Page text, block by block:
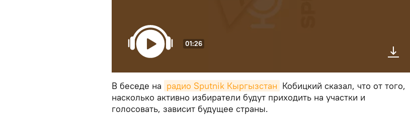
01:26
В беседе на радио Sputnik Кыргызстан Кобицкий сказал, что от того,
насколько активно избиратели будут приходить на участки и
голосовать, зависит будущее страны.